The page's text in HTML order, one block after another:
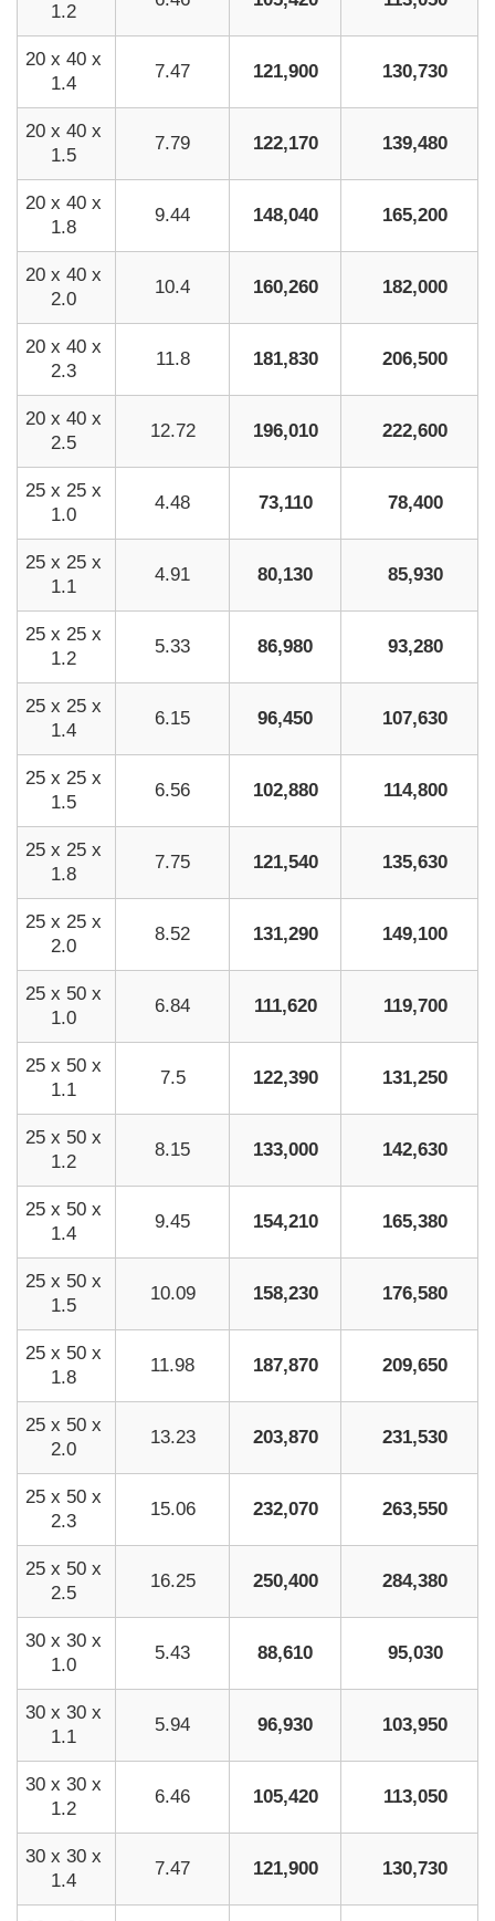
1.2
20 x 40 x
1.4
7.47 121,900 130,730
20 x 40 x
1.5
7.79 122,170 139,480
20 x 40 x
1.8
9.44 148,040 165,200
20 x 40 x
2.0
10.4 160,260 182,000
20 x 40 x
2.3
11.8 181,830 206,500
20 x 40 x
2.5
12.72 196,010 222,600
25 x 25 x
1.0
4.48 73,110 78,400
25 x 25 x
1.1
4.91 80,130 85,930
25 x 25 x
1.2
5.33 86,980 93,280
25 x 25 x
1.4
6.15 96,450 107,630
25 x 25 x
1.5
6.56 102,880 114,800
25 x 25 x
1.8
7.75 121,540 135,630
25 x 25 x
2.0
8.52 131,290 149,100
25 x 50 x
1.0
6.84 111,620 119,700
25 x 50 x
1.1
7.5 122,390 131,250
25 x 50 x
1.2
8.15 133,000 142,630
25 x 50 x
1.4
9.45 154,210 165,380
25 x 50 x
1.5
10.09 158,230 176,580
25 x 50 x
1.8
11.98 187,870 209,650
25 x 50 x
2.0
13.23 203,870 231,530
25 x 50 x
2.3
15.06 232,070 263,550
25 x 50 x
2.5
16.25 250,400 284,380
30 x 30 x
1.0
5.43 88,610 95,030
30 x 30 x
1.1
5.94 96,930 103,950
30 x 30 x
1.2
6.46 105,420 113,050
30 x 30 x
1.4
7.47 121,900 130,730